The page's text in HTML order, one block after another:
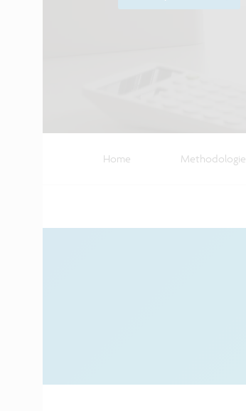
Home Methodologie